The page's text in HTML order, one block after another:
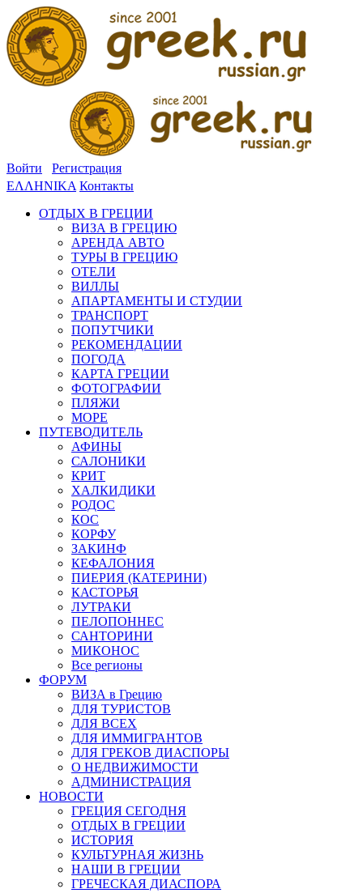
Войти
Регистрация
ΕΛΛΗΝΙΚΑ Контакты
ОТДЫХ В ГРЕЦИИ
ВИЗА В ГРЕЦИЮ
АРЕНДА АВТО
ТУРЫ В ГРЕЦИЮ
ОТЕЛИ
ВИЛЛЫ
АПАРТАМЕНТЫ И СТУДИИ
ТРАНСПОРТ
ПОПУТЧИКИ
РЕКОМЕНДАЦИИ
ПОГОДА
КАРТА ГРЕЦИИ
ФОТОГРАФИИ
ПЛЯЖИ
МОРЕ
ПУТЕВОДИТЕЛЬ
АФИНЫ
САЛОНИКИ
КРИТ
ХАЛКИДИКИ
РОДОС
КОС
КОРФУ
ЗАКИНФ
КЕФАЛОНИЯ
ПИЕРИЯ (КАТЕРИНИ)
КАСТОРЬЯ
ЛУТРАКИ
ПЕЛОПОННЕС
САНТОРИНИ
МИКОНОС
Все регионы
ФОРУМ
ВИЗА в Грецию
ДЛЯ ТУРИСТОВ
ДЛЯ ВСЕХ
ДЛЯ ИММИГРАНТОВ
ДЛЯ ГРЕКОВ ДИАСПОРЫ
О НЕДВИЖИМОСТИ
АДМИНИСТРАЦИЯ
НОВОСТИ
ГРЕЦИЯ СЕГОДНЯ
ОТДЫХ В ГРЕЦИИ
ИСТОРИЯ
КУЛЬТУРНАЯ ЖИЗНЬ
НАШИ В ГРЕЦИИ
ГРЕЧЕСКАЯ ДИАСПОРА